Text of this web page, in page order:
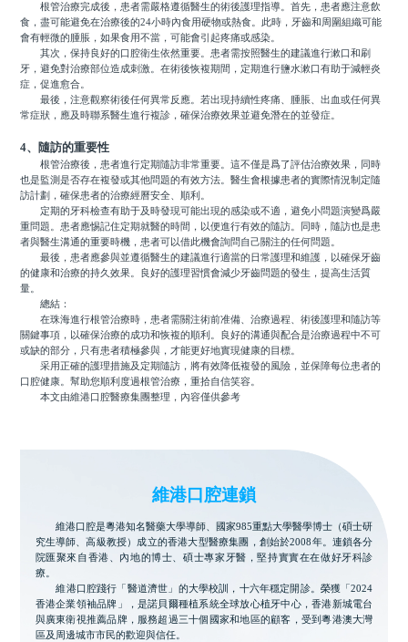
根管治療完成後，患者需嚴格遵循醫生的術後護理指導。首先，患者應注意飲
食，盡可能避免在治療後的24小時內食用硬物或熱食。此時，牙齒和周圍組織可能
會有輕微的腫脹，如果食用不當，可能會引起疼痛或感染。
其次，保持良好的口腔衛生依然重要。患者需按照醫生的建議進行漱口和刷
牙，避免對治療部位造成刺激。在術後恢複期間，定期進行鹽水漱口有助于減輕炎
症，促進愈合。
最後，注意觀察術後任何異常反應。若出現持續性疼痛、腫脹、出血或任何異
常症狀，應及時聯系醫生進行複診，確保治療效果並避免潛在的並發症。
4、隨訪的重要性
根管治療後，患者進行定期隨訪非常重要。這不僅是爲了評估治療效果，同時
也是監測是否存在複發或其他問題的有效方法。醫生會根據患者的實際情況制定隨
訪計劃，確保患者的治療經曆安全、順利。
定期的牙科檢查有助于及時發現可能出現的感染或不適，避免小問題演變爲嚴
重問題。患者應惕記住定期就醫的時間，以便進行有效的隨訪。同時，隨訪也是患
者與醫生溝通的重要時機，患者可以借此機會詢問自己關注的任何問題。
最後，患者應參與並遵循醫生的建議進行適當的日常護理和維護，以確保牙齒
的健康和治療的持久效果。良好的護理習慣會減少牙齒問題的發生，提高生活質
量。
總結：
在珠海進行根管治療時，患者需關注術前准備、治療過程、術後護理和隨訪等
關鍵事項，以確保治療的成功和恢複的順利。良好的溝通與配合是治療過程中不可
或缺的部分，只有患者積極參與，才能更好地實現健康的目標。
采用正確的護理措施及定期隨訪，將有效降低複發的風險，並保障每位患者的
口腔健康。幫助您順利度過根管治療，重拾自信笑容。
本文由維港口腔醫療集團整理，內容僅供參考
維港口腔連鎖
維港口腔是粵港知名醫藥大學導師、國家985重點大學醫學博士（碩士研
究生導師、高級教授）成立的香港大型醫療集團，創始於2008年。連鎖各分
院匯聚來自香港、內地的博士、碩士專家牙醫，堅持實實在在做好牙科診
療。
維港口腔踐行「醫道濟世」的大學校訓，十六年穩定開診。榮獲「2024
香港企業領袖品牌」，是諾貝爾種植系統全球放心植牙中心，香港新城電台
與廣東衛視推薦品牌，服務超過三十個國家和地區的顧客，受到粵港澳大灣
區及周邊城市市民的歡迎與信任。